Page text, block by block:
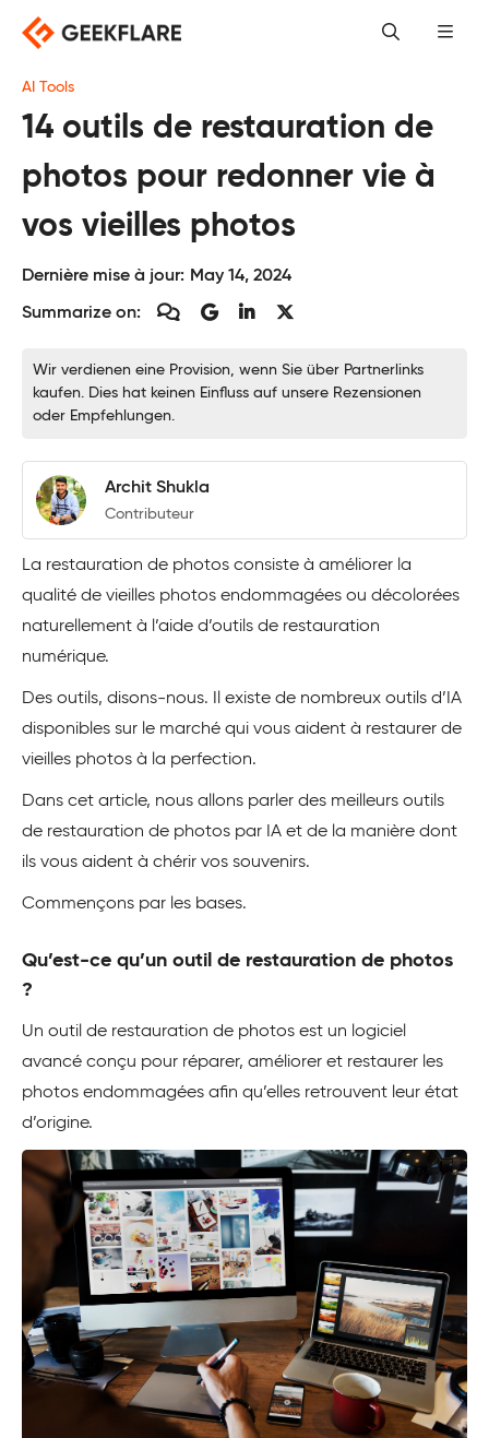
Skip
content
AI Tools
14 outils de restauration de
photos pour redonner vie à
vos vieilles photos
Dernière mise à jour: May 14, 2024
Summarize on:
Wir verdienen eine Provision, wenn Sie über Partnerlinks
kaufen. Dies hat keinen Einfluss auf unsere Rezensionen
oder Empfehlungen.
Archit Shukla
Contributeur
La restauration de photos consiste à améliorer la
qualité de vieilles photos endommagées ou décolorées
naturellement à l’aide d’outils de restauration
numérique.
Des outils, disons-nous. Il existe de nombreux outils d’IA
disponibles sur le marché qui vous aident à restaurer de
vieilles photos à la perfection.
Dans cet article, nous allons parler des meilleurs outils
de restauration de photos par IA et de la manière dont
ils vous aident à chérir vos souvenirs.
Commençons par les bases.
Qu’est-ce qu’un outil de restauration de photos
?
Un outil de restauration de photos est un logiciel
avancé conçu pour réparer, améliorer et restaurer les
photos endommagées afin qu’elles retrouvent leur état
d’origine.